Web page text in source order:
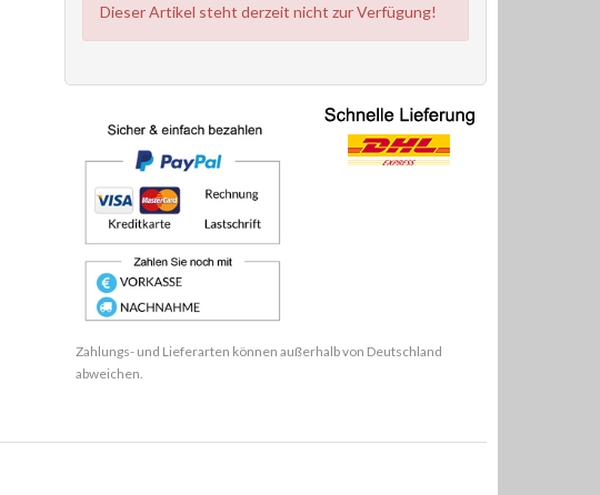
Dieser Artikel steht derzeit nicht zur Verfügung!
Zahlungs- und Lieferarten können außerhalb von Deutschland
abweichen.